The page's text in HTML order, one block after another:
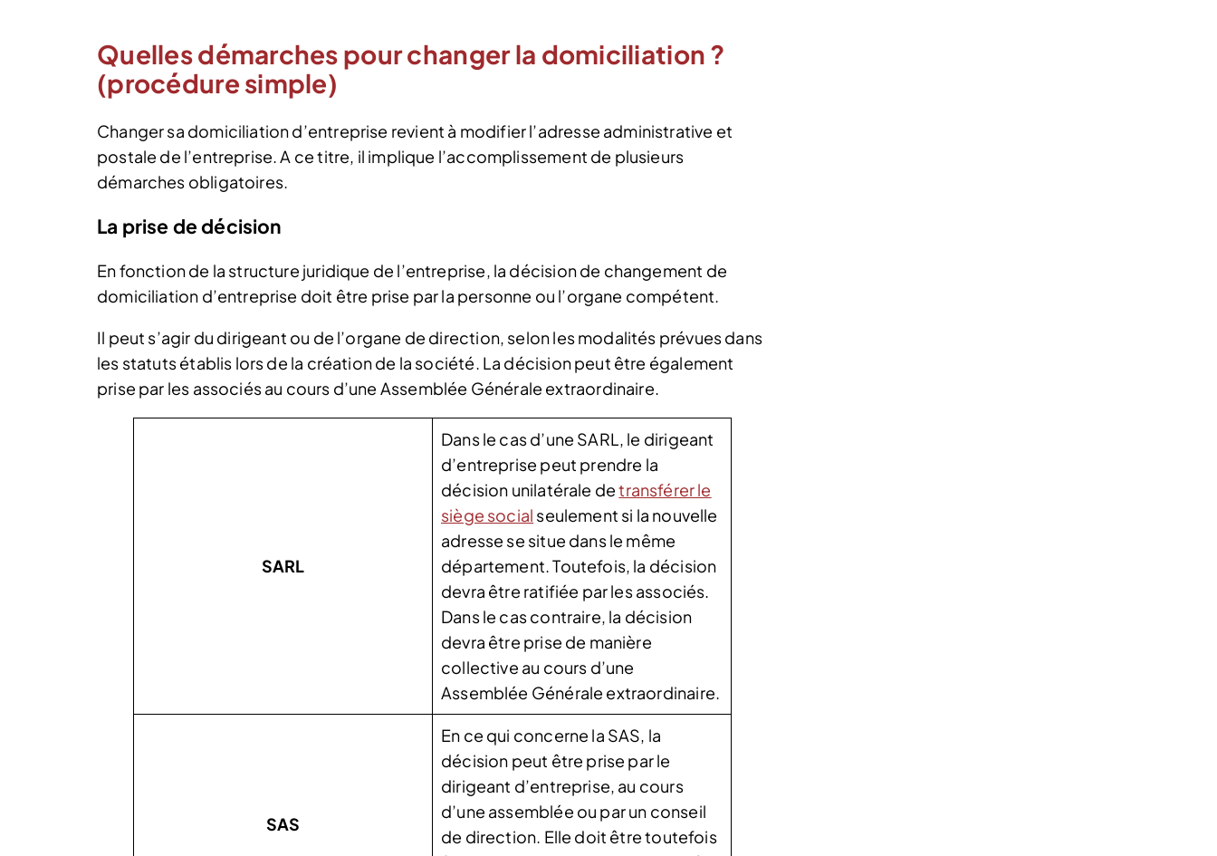
Quelles démarches pour changer la domiciliation ?
(procédure simple)
Changer sa domiciliation d’entreprise revient à modifier l’adresse administrative et
postale de l’entreprise. A ce titre, il implique l’accomplissement de plusieurs
démarches obligatoires.
La prise de décision
En fonction de la structure juridique de l’entreprise, la décision de changement de
domiciliation d’entreprise doit être prise par la personne ou l’organe compétent.
Il peut s’agir du dirigeant ou de l’organe de direction, selon les modalités prévues dans
les statuts établis lors de la création de la société. La décision peut être également
prise par les associés au cours d’une Assemblée Générale extraordinaire.
SARL
Dans le cas d’une SARL, le dirigeant
d’entreprise peut prendre la
décision unilatérale detransférer le
siège social seulement si la nouvelle
adresse se situe dans le même
département. Toutefois, la décision
devra être ratifiée par les associés.
Dans le cas contraire, la décision
devra être prise de manière
collective au cours d’une
Assemblée Générale extraordinaire.
SAS
En ce qui concerne la SAS, la
décision peut être prise par le
dirigeant d’entreprise, au cours
d’une assemblée ou par un conseil
de direction. Elle doit être toutefois